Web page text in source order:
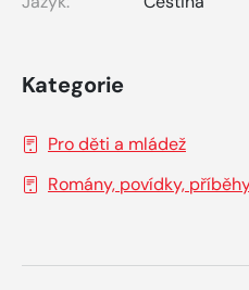
Kategorie
Pro děti a mládež
Romány, povídky,